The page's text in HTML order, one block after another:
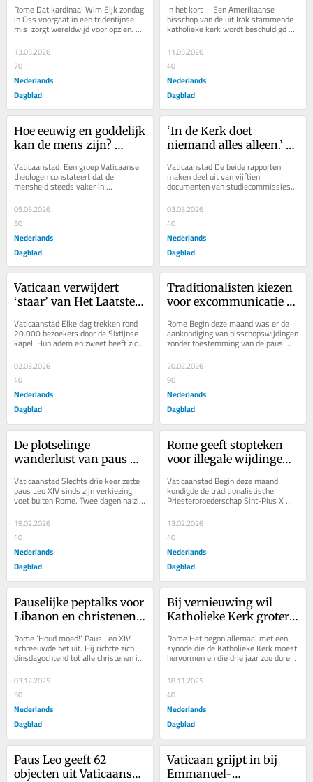
maar bisschop De Korte
vindt het prima
Rome Dat kardinaal Wim Eijk zondag
in Oss voorgaat in een tridentijnse
mis  zorgt wereldwijd voor opzien.
Sommige katholieken delen het
euforisch op...
13.03.2026
70
Nederlands
Dagblad
seksschandaal in de VS
de reden?
In het kort     Een Amerikaanse
bisschop van de uit Irak stammende
katholieke kerk wordt beschuldigd
11.03.2026
40
Nederlands
Dagblad
Hoe eeuwig en goddelijk
kan de mens zijn?
bekritiseren verlossing
door techniek
Vaticaanstad  Een groep Vaticaanse
theologen constateert dat de
mensheid steeds vaker in
dat het menselijk...
05.03.2026
50
Nederlands
Dagblad
‘In de Kerk doet
niemand alles alleen.’
wil af van geïsoleerde
seminariecultuur
Vaticaanstad De beide rapporten
maken deel uit van vijftien
documenten van studiecommissies
van de...
03.03.2026
40
Nederlands
Dagblad
Vaticaan verwijdert
‘staar’ van Het Laatste
kapel. ‘Zweet leidt tot
melkzuur’
Vaticaanstad Elke dag trekken rond
20.000 bezoekers door de Sixtijnse
kapel. Hun adem en zweet heeft zich
de afgelopen decennia als melkzuur
op Het...
02.03.2026
40
Nederlands
Dagblad
Traditionalisten kiezen
voor excommunicatie
schisma. Illegale
wijdingen gaan door
Rome Begin deze maand was er de
aankondiging van bisschopswijdingen
zonder toestemming van de paus
door de traditionalistische Sint-
Piusbroederschap...
20.02.2026
90
Nederlands
Dagblad
De plotselinge
wanderlust van paus
Italië en vier
buitenlandse reizen
Vaticaanstad Slechts drie keer zette
paus Leo XIV sinds zijn verkiezing
voet buiten Rome. Twee dagen na zijn
pausverkiezing, op 10 mei 2025,
bezocht...
19.02.2026
40
Nederlands
Dagblad
Rome geeft stopteken
voor illegale wijdingen,
dialoog.
Traditionalisten
Vaticaanstad Begin deze maand
kondigde de traditionalistische
Priesterbroederschap Sint-Pius X
(FSSPX) aan op 1 juli nieuwe
bisschoppen te zullen...
13.02.2026
40
Nederlands
Dagblad
Pauselijke peptalks voor
Libanon en christenen
‘Nieuwe benaderingen
nodig’
Rome ‘Houd moed!’ Paus Leo XIV
schreeuwde het uit. Hij richtte zich
dinsdagochtend tot alle christenen in
het Midden-Oosten. Hij noemde
hen...
03.12.2025
50
Nederlands
Dagblad
Bij vernieuwing wil
Katholieke Kerk grotere
priesteropleiding en
liturgie
Rome Het begon allemaal met een
synode die de Katholieke Kerk moest
hervormen en die drie jaar zou duren.
Maar vlak voor zijn overlijden voegde
paus...
18.11.2025
40
Nederlands
Dagblad
Paus Leo geeft 62
objecten uit Vaticaanse
Vaticaan grijpt in bij
Emmanuel-